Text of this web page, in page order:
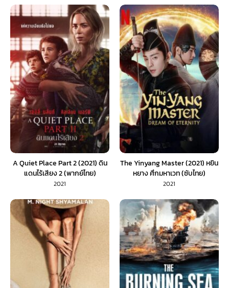
A Quiet Place Part 2 (2021) ดิน
แดนไร้เสียง 2 (พากย์ไทย)
2021
The Yinyang Master (2021) หยิน
หยาง ศึกมหาเวท (ซับไทย)
2021